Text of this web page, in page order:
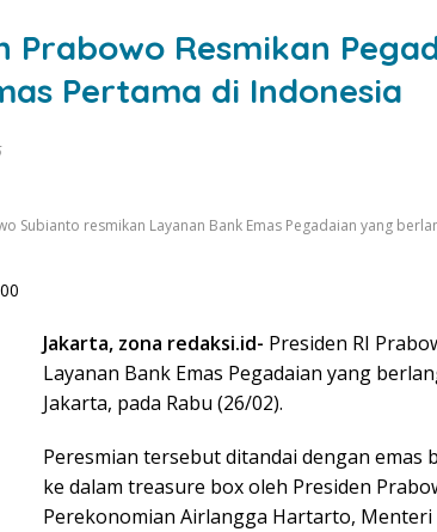
Prabowo Resmikan
Pertama di Indonesia
Subianto resmikan Layanan Bank Emas Pegadaian yang
Jakarta, zona redaksi.id- Presiden RI
Layanan Bank Emas Pegadaian yang
Jakarta, pada Rabu (26/02).
Peresmian tersebut ditandai dengan emas
ke dalam treasure box oleh Presiden
Perekonomian Airlangga Hartarto,